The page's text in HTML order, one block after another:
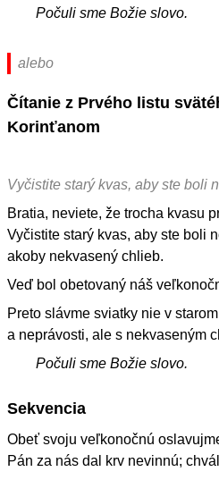
Počuli sme Božie slovo.
alebo
Čítanie z Prvého listu
Korinťanom
Vyčistite starý kvas, aby ste boli
Bratia, neviete, že trocha kvasu
Vyčistite starý kvas, aby ste boli
akoby nekvasený chlieb.
Veď bol obetovaný náš
Preto slávme sviatky nie v
a neprávosti, ale s nekvaseným
Počuli sme Božie slovo.
Sekvencia
Obeť svoju veľkonočnú
Pán za nás dal krv nevinnú;